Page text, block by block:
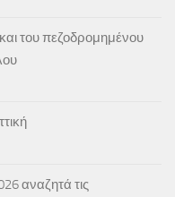
του πεζοδρομημένου
αναζητά τις